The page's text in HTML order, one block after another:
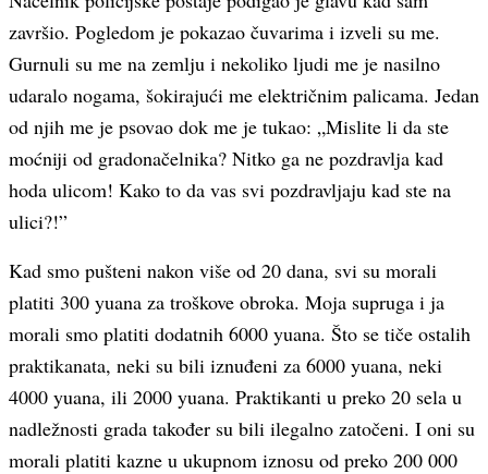
završio. Pogledom je pokazao čuvarima i izveli su me.
Gurnuli su me na zemlju i nekoliko ljudi me je nasilno
udaralo nogama, šokirajući me električnim palicama. Jedan
od njih me je psovao dok me je tukao: „Mislite li da ste
moćniji od gradonačelnika? Nitko ga ne pozdravlja kad
hoda ulicom! Kako to da vas svi pozdravljaju kad ste na
ulici?!”
Kad smo pušteni nakon više od 20 dana, svi su morali
platiti 300 yuana za troškove obroka. Moja supruga i ja
morali smo platiti dodatnih 6000 yuana. Što se tiče ostalih
praktikanata, neki su bili iznuđeni za 6000 yuana, neki
4000 yuana, ili 2000 yuana. Praktikanti u preko 20 sela u
nadležnosti grada također su bili ilegalno zatočeni. I oni su
morali platiti kazne u ukupnom iznosu od preko 200 000